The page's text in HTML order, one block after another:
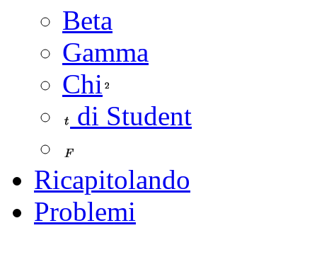
Beta
Gamma
Chi
di Student
Ricapitolando
Problemi